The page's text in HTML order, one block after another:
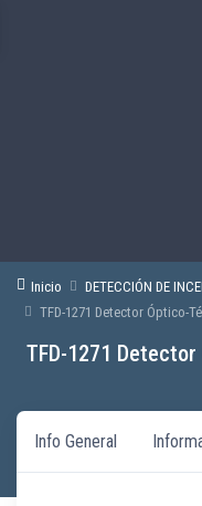
Inicio DETECCIÓN DE
TFD-1271 Detector Óptico-
TFD-1271
Info General